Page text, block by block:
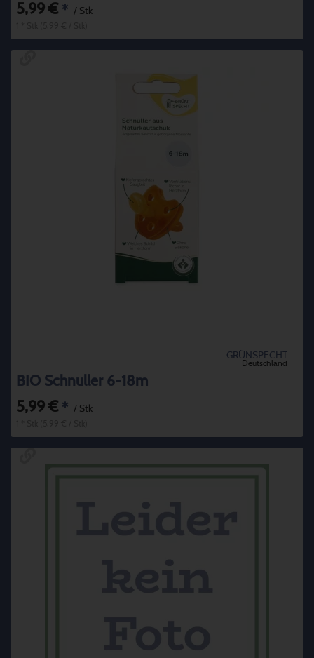
5,99 € * / Stk
GRÜNSPECHT
Deutschland
BIO Schnuller 6-18m
5,99 € * / Stk